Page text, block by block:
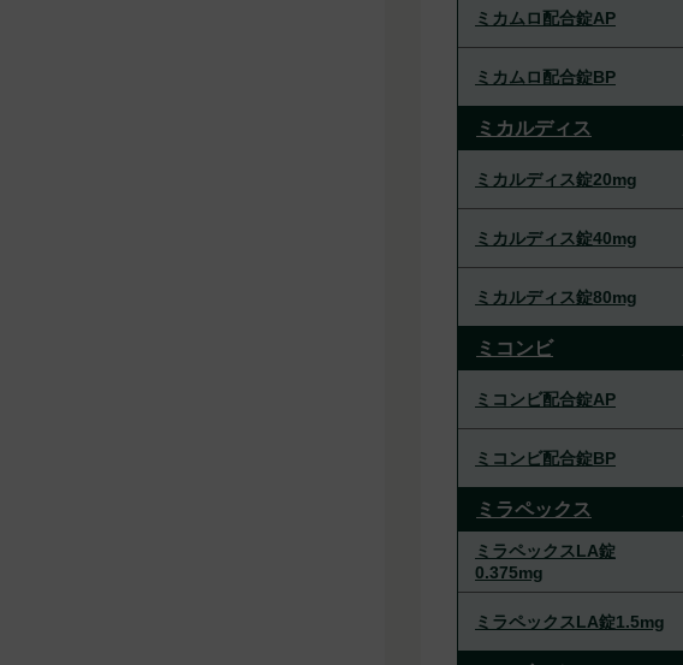
ミカムロ配合錠AP
ミカムロ配合錠BP
ミカルディス
ミカルディス錠20mg
ミカルディス錠40mg
ミカルディス錠80mg
ミコンビ
ミコンビ配合錠AP
ミコンビ配合錠BP
ミラペックス
ミラペックスLA錠
0.375mg
ミラペックスLA錠1.5mg